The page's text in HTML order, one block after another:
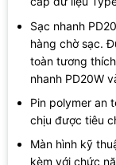
Sạc nhanh
hàng chờ sạc.
toàn tương
nhanh PD20W
Pin polymer an
chịu được tiêu
Màn hình kỹ
kèm với chức